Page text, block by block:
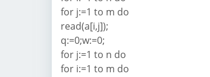
for j:=1 to m do
read(a[i,j]);
q:=0;w:=0;
for j:=1 to n do
for i:=1 to m do